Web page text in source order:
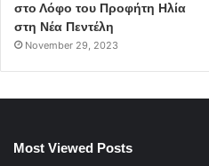
στο Λόφο του Προφήτη Ηλία
στη Νέα Πεντέλη
November 29, 2023
Most Viewed Posts